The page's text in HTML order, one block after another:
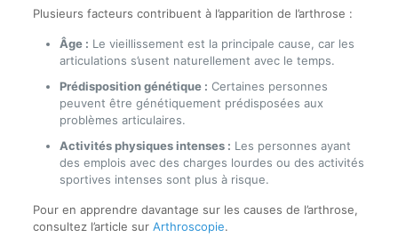
Plusieurs facteurs contribuent à l’apparition de l’arthrose :
Âge : Le vieillissement est la principale cause, car les
articulations s’usent naturellement avec le temps.
Prédisposition génétique : Certaines personnes
peuvent être génétiquement prédisposées aux
problèmes articulaires.
Activités physiques intenses : Les personnes ayant
des emplois avec des charges lourdes ou des activités
sportives intenses sont plus à risque.
Pour en apprendre davantage sur les causes de l’arthrose,
consultez l’article sur Arthroscopie.